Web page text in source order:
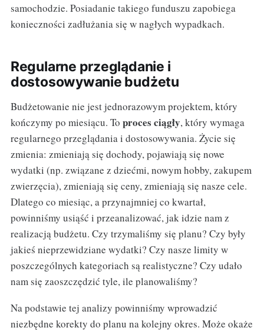
samochodzie. Posiadanie takiego funduszu zapobiega
konieczności zadłużania się w nagłych wypadkach.
Regularne przeglądanie i
dostosowywanie budżetu
Budżetowanie nie jest jednorazowym projektem, który
kończymy po miesiącu. To proces ciągły, który wymaga
regularnego przeglądania i dostosowywania. Życie się
zmienia: zmieniają się dochody, pojawiają się nowe
wydatki (np. związane z dziećmi, nowym hobby, zakupem
zwierzęcia), zmieniają się ceny, zmieniają się nasze cele.
Dlatego co miesiąc, a przynajmniej co kwartał,
powinniśmy usiąść i przeanalizować, jak idzie nam z
realizacją budżetu. Czy trzymaliśmy się planu? Czy były
jakieś nieprzewidziane wydatki? Czy nasze limity w
poszczególnych kategoriach są realistyczne? Czy udało
nam się zaoszczędzić tyle, ile planowaliśmy?
Na podstawie tej analizy powinniśmy wprowadzić
niezbędne korekty do planu na kolejny okres. Może okaże